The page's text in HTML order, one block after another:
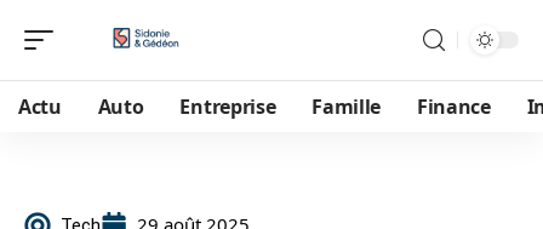
Actu Auto Entreprise Famille Finance
29 août 2025